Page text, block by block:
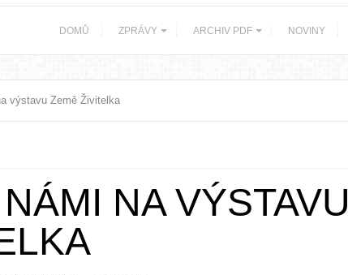
DOMŮ ZPRÁVY ARCHIV PDF NOVINY
výstavu Země Živitelka
NA VÝSTAVU